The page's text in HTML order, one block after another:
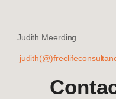
Judith Meerding